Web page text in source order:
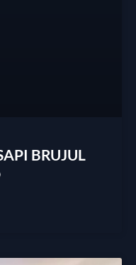
BRUJUL